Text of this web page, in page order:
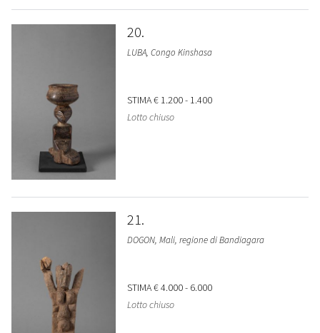
20
LUBA, Congo Kinshasa
STIMA€ 1.200 - 1.400
Lotto chiuso
21
DOGON, Mali, regione di Bandiagara
STIMA€ 4.000 - 6.000
Lotto chiuso